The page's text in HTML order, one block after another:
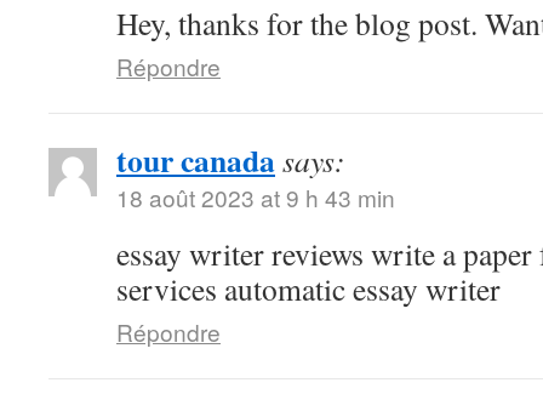
Hey, thanks for the blog post.
Répondre
tour canadasays:
18 août 2023 at 9 h 43 min
essay writer reviews write a
services automatic essay writer
Répondre